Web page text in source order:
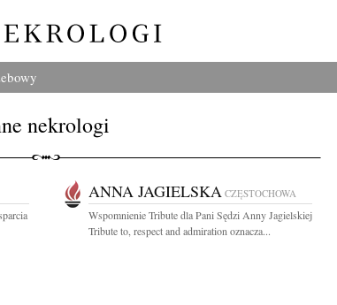
nekrologi
ANNA JAGIELSKA CZĘSTOCHOWA
Wspomnienie Tribute dla Pani Sędzi Anny Jagielskiej
Tribute to, respect and admiration oznacza...